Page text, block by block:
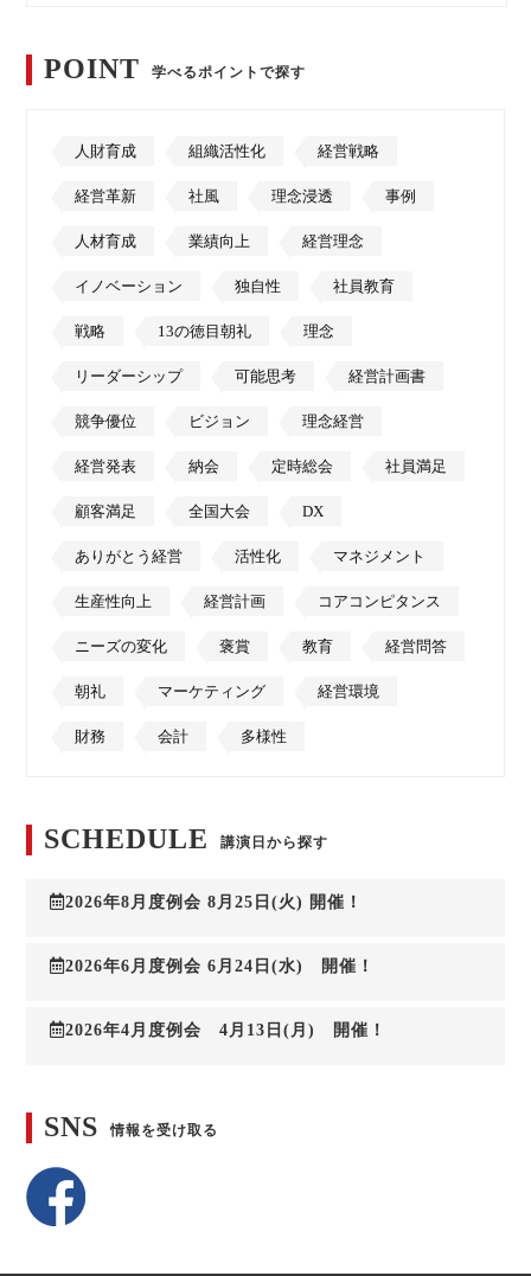
POINT 学べるポイントで探す
人財育成 組織活性化 経営戦略
経営革新 社風 理念浸透 事例
人材育成 業績向上 経営理念
イノベーション 独自性 社員教育
戦略 13の徳目朝礼 理念
リーダーシップ 可能思考 経営計画書
競争優位 ビジョン 理念経営
経営発表 納会 定時総会 社員満足
顧客満足 全国大会 DX
ありがとう経営 活性化 マネジメント
生産性向上 経営計画 コアコンピタンス
ニーズの変化 褒賞 教育 経営問答
朝礼 マーケティング 経営環境
財務 会計 多様性
SCHEDULE 講演日から探す
2026年8月度例会 8月25日(火) 開催！
2026年6月度例会 6月24日(水) 開催！
2026年4月度例会 4月13日(月) 開催！
SNS 情報を受け取る